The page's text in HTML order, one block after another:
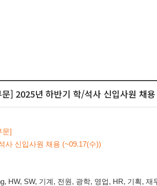
] 2025년 하반기 학/석사 신입사원 채
문]
사 신입사원 채용 (~09.17(수))
HW, SW, 기계, 전원, 광학, 영업, HR, 기획, 재